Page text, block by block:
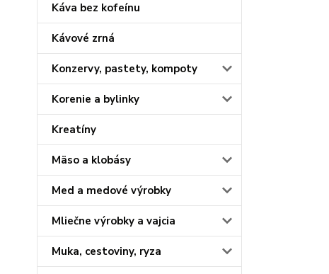
Káva bez kofeínu
Kávové zrná
Konzervy, pastety, kompoty
Korenie a bylinky
Kreatíny
Mäso a klobásy
Med a medové výrobky
Mliečne výrobky a vajcia
Muka, cestoviny, ryza